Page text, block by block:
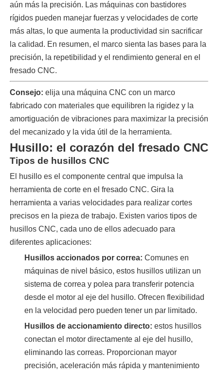
aún más la precisión. Las máquinas con bastidores
rígidos pueden manejar fuerzas y velocidades de corte
más altas, lo que aumenta la productividad sin sacrificar
la calidad. En resumen, el marco sienta las bases para la
precisión, la repetibilidad y el rendimiento general en el
fresado CNC.
Consejo: elija una máquina CNC con un marco
fabricado con materiales que equilibren la rigidez y la
amortiguación de vibraciones para maximizar la precisión
del mecanizado y la vida útil de la herramienta.
Husillo: el corazón del fresado CNC
Tipos de husillos CNC
El husillo es el componente central que impulsa la
herramienta de corte en el fresado CNC. Gira la
herramienta a varias velocidades para realizar cortes
precisos en la pieza de trabajo. Existen varios tipos de
husillos CNC, cada uno de ellos adecuado para
diferentes aplicaciones:
Husillos accionados por correa: Comunes en
máquinas de nivel básico, estos husillos utilizan un
sistema de correa y polea para transferir potencia
desde el motor al eje del husillo. Ofrecen flexibilidad
en la velocidad pero pueden tener un par limitado.
Husillos de accionamiento directo: estos husillos
conectan el motor directamente al eje del husillo,
eliminando las correas. Proporcionan mayor
precisión, aceleración más rápida y mantenimiento